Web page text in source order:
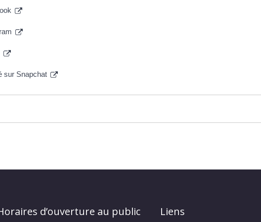
sur Snapchat
d’ouverture au public
Liens